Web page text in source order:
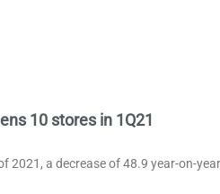
10 stores in 1Q21
2021, a decrease of 48.9 year-on-